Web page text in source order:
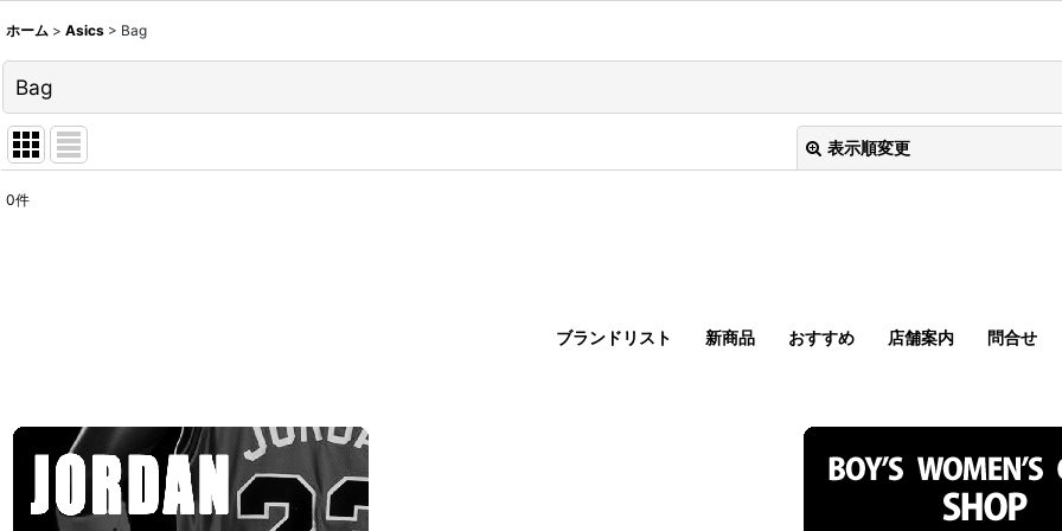
ホーム > Asics > Bag
Bag
表示順変更
絞り込む
0件
ブランドリスト 新商品 おすすめ 店舗案内 問合せ